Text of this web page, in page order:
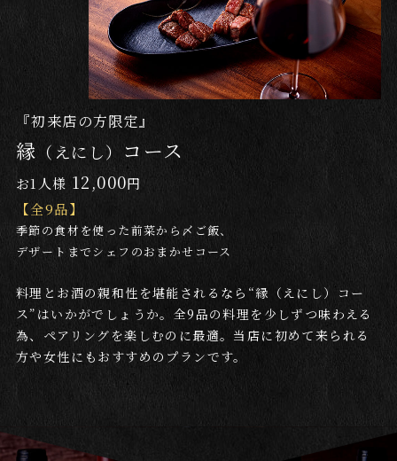
『初来店の方限定』
縁 （えにし）コース
お1人様 12,000円
【全9品】
季節の食材を使った前菜から〆ご飯、
デザートまでシェフのおまかせコース
料理とお酒の親和性を堪能されるなら“縁（えにし）コー
ス”はいかがでしょうか。全9品の料理を少しずつ味わえる
為、ペアリングを楽しむのに最適。当店に初めて来られる
方や女性にもおすすめのプランです。